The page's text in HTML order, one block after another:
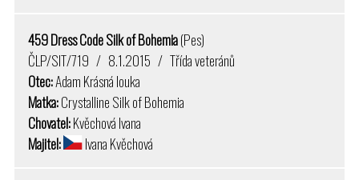
459 Dress Code Silk of Bohemia(Pes)
ČLP/SIT/719 / 8.1.2015 / Třída veteránů
Otec:Adam Krásná louka
Matka:Crystalline Silk of Bohemia
Chovatel:Kvěchová Ivana
Majitel:
Ivana Kvěchová